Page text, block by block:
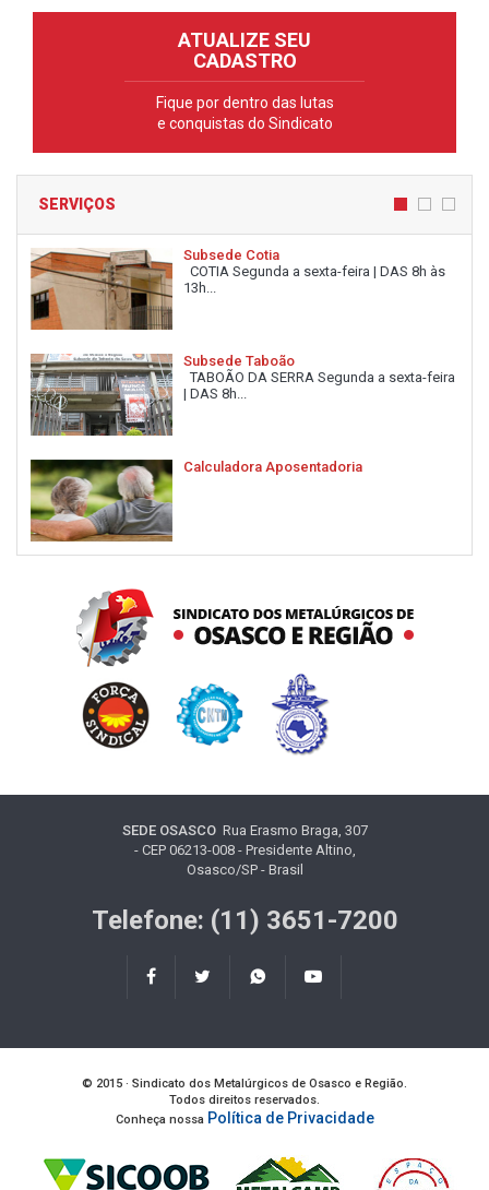
ATUALIZE SEU
CADASTRO
Fique por dentro das lutas
e conquistas do Sindicato
SERVIÇOS
Subsede Cotia
COTIA Segunda a sexta-feira | DAS 8h às
13h...
Subsede Taboão
TABOÃO DA SERRA Segunda a sexta-feira
| DAS 8h...
Calculadora Aposentadoria
SEDE OSASCORua Erasmo Braga, 307
- CEP 06213-008 - Presidente Altino,
Osasco/SP - Brasil
Telefone: (11) 3651-7200
© 2015 · Sindicato dos Metalúrgicos de Osasco e Região.
Todos direitos reservados.
Conheça nossa Política de Privacidade